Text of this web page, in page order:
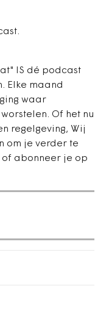
IS dé podcast
Elke maand
waar
Of het nu
regelgeving, Wij
om je verder te
abonneer je op